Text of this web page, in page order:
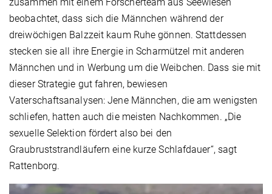
zusammen mit einem Forscherteam aus Seewiesen
beobachtet, dass sich die Männchen während der
dreiwöchigen Balzzeit kaum Ruhe gönnen. Stattdessen
stecken sie all ihre Energie in Scharmützel mit anderen
Männchen und in Werbung um die Weibchen. Dass sie mit
dieser Strategie gut fahren, bewiesen
Vaterschaftsanalysen: Jene Männchen, die am wenigsten
schliefen, hatten auch die meisten Nachkommen. „Die
sexuelle Selektion fördert also bei den
Graubruststrandläufern eine kurze Schlafdauer“, sagt
Rattenborg.